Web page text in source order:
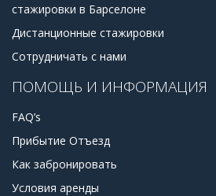
стажировки в Барселоне
Дистанционные стажировки
Сотрудничать с нами
ПОМОЩЬ И ИНФОРМАЦИЯ
FAQ’s
Прибытие Отъезд
Как забронировать
Условия аренды